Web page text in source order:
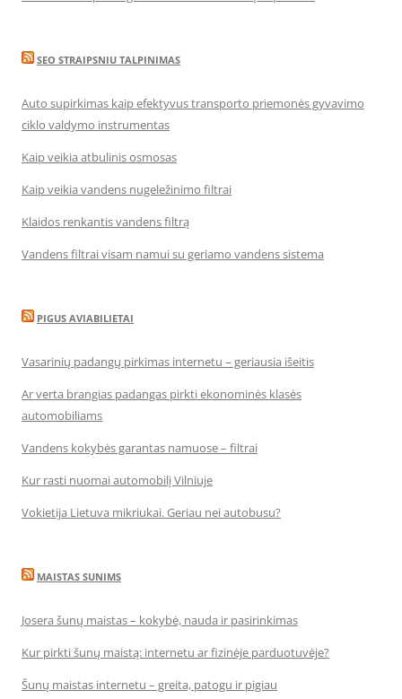
SEO STRAIPSNIU TALPINIMAS
Auto supirkimas kaip efektyvus transporto priemonės gyvavimo
ciklo valdymo instrumentas
Kaip veikia atbulinis osmosas
Kaip veikia vandens nugeležinimo filtrai
Klaidos renkantis vandens filtrą
Vandens filtrai visam namui su geriamo vandens sistema
PIGUS AVIABILIETAI
Vasarinių padangų pirkimas internetu – geriausia išeitis
Ar verta brangias padangas pirkti ekonominės klasės
automobiliams
Vandens kokybės garantas namuose – filtrai
Kur rasti nuomai automobilį Vilniuje
Vokietija Lietuva mikriukai. Geriau nei autobusu?
MAISTAS SUNIMS
Josera šunų maistas – kokybė, nauda ir pasirinkimas
Kur pirkti šunų maistą: internetu ar fizinėje parduotuvėje?
Šunų maistas internetu – greita, patogu ir pigiau